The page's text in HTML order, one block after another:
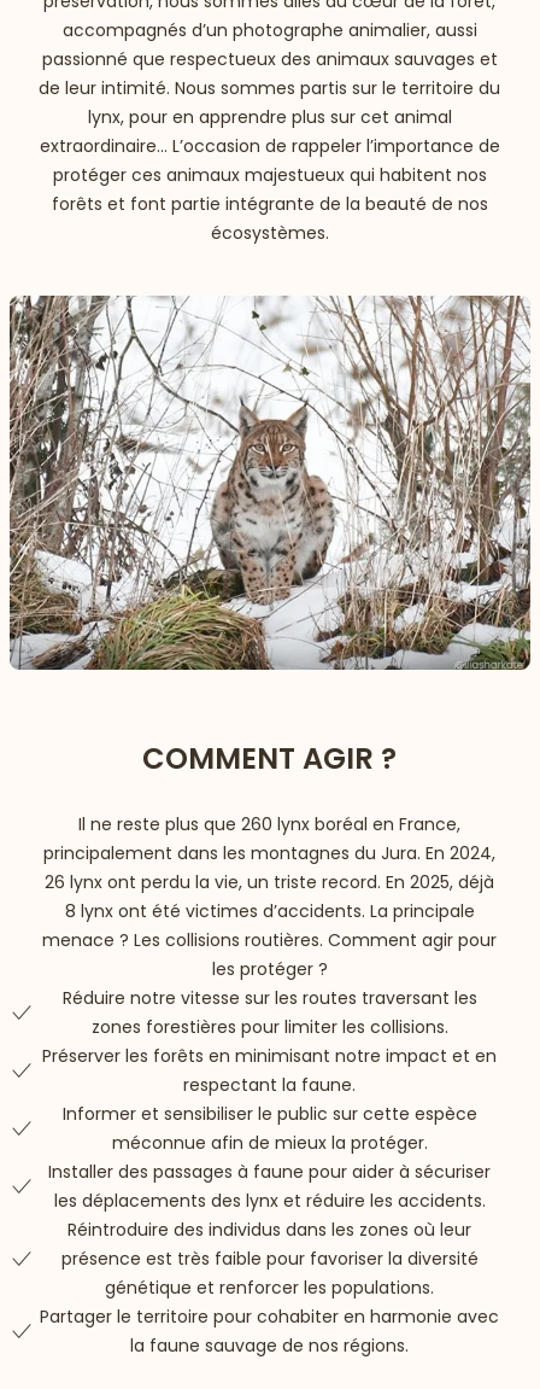
accompagnés d’un photographe animalier, aussi
passionné que respectueux des animaux sauvages et
de leur intimité. Nous sommes partis sur le territoire du
lynx, pour en apprendre plus sur cet animal
extraordinaire… L’occasion de rappeler l’importance de
protéger ces animaux majestueux qui habitent nos
forêts et font partie intégrante de la beauté de nos
écosystèmes.
COMMENT AGIR ?
Il ne reste plus que 260 lynx boréal en France,
principalement dans les montagnes du Jura. En 2024,
26 lynx ont perdu la vie, un triste record. En 2025, déjà
8 lynx ont été victimes d’accidents. La principale
menace ? Les collisions routières. Comment agir pour
les protéger ?
Réduire notre vitesse sur les routes traversant les
zones forestières pour limiter les collisions.
Préserver les forêts en minimisant notre impact et en
respectant la faune.
Informer et sensibiliser le public sur cette espèce
méconnue afin de mieux la protéger.
Installer des passages à faune pour aider à sécuriser
les déplacements des lynx et réduire les accidents.
Réintroduire des individus dans les zones où leur
présence est très faible pour favoriser la diversité
génétique et renforcer les populations.
Partager le territoire pour cohabiter en harmonie avec
la faune sauvage de nos régions.